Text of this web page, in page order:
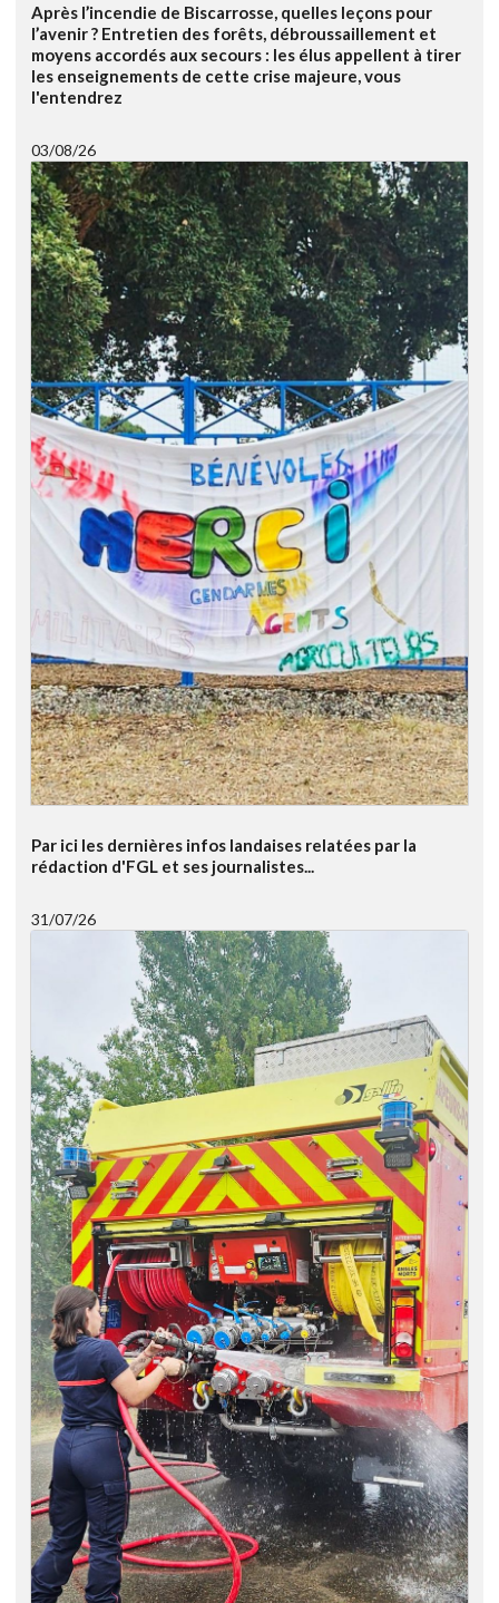
Après l’incendie de Biscarrosse, quelles leçons pour
l’avenir ? Entretien des forêts, débroussaillement et
moyens accordés aux secours : les élus appellent à tirer
les enseignements de cette crise majeure, vous
l'entendrez
03/08/26
Par ici les dernières infos landaises relatées par la
rédaction d'FGL et ses journalistes...
31/07/26